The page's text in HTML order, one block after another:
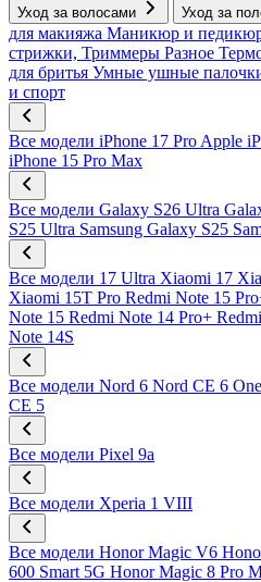
Уход за волосами Уход за
для макияжа Маникюр и
стрижки, Триммеры Разное
для бритья Умные ушные
и спорт
Все модели iPhone 17 Pro Apple
iPhone 15 Pro Max
Все модели Galaxy S26 Ultra
S25 Ultra Samsung Galaxy S25
Все модели 17 Ultra Xiaomi 17
Xiaomi 15T Pro Redmi Note 15
Note 15 Redmi Note 14 Pro+
Note 14S
Все модели Nord 6 Nord CE 6
CE 5
Все модели Pixel 9a
Все модели Xperia 1 VIII
Все модели Honor Magic V6
600 Smart 5G Honor Magic 8 Pro